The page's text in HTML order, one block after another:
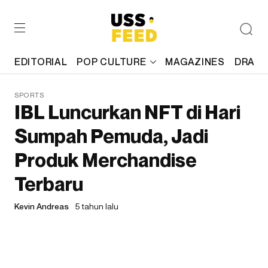
EDITORIAL POP CULTURE MAGAZINES
SPORTS
IBL Luncurkan NFT di Hari
Sumpah Pemuda, Jadi
Produk Merchandise
Terbaru
Kevin Andreas 5 tahun lalu